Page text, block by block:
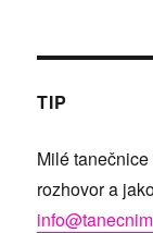
TIP
Milé
rozhovor a